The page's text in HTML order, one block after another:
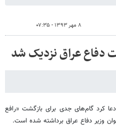
۸ مهر ۱۳۹۳ - ۰۷:۳۵
دفاع عراق نزدیک شد
کرد گام‌های جدی برای بازگشت «رافع
وزیر دفاع عراق برداشته شده است.